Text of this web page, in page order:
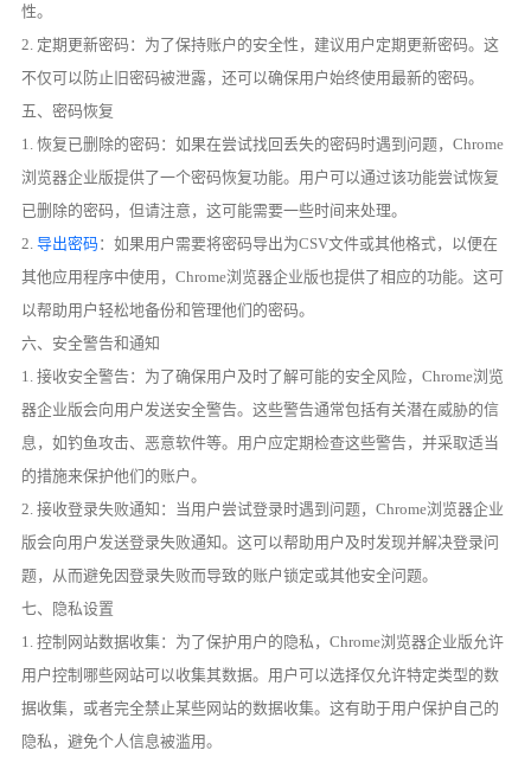
性。
2. 定期更新密码：为了保持账户的安全性，建议用户定期更新密码。这
不仅可以防止旧密码被泄露，还可以确保用户始终使用最新的密码。
五、密码恢复
1. 恢复已删除的密码：如果在尝试找回丢失的密码时遇到问题，Chrome
浏览器企业版提供了一个密码恢复功能。用户可以通过该功能尝试恢复
已删除的密码，但请注意，这可能需要一些时间来处理。
2.导出密码：如果用户需要将密码导出为CSV文件或其他格式，以便在
其他应用程序中使用，Chrome浏览器企业版也提供了相应的功能。这可
以帮助用户轻松地备份和管理他们的密码。
六、安全警告和通知
1. 接收安全警告：为了确保用户及时了解可能的安全风险，Chrome浏览
器企业版会向用户发送安全警告。这些警告通常包括有关潜在威胁的信
息，如钓鱼攻击、恶意软件等。用户应定期检查这些警告，并采取适当
的措施来保护他们的账户。
2. 接收登录失败通知：当用户尝试登录时遇到问题，Chrome浏览器企业
版会向用户发送登录失败通知。这可以帮助用户及时发现并解决登录问
题，从而避免因登录失败而导致的账户锁定或其他安全问题。
七、隐私设置
1. 控制网站数据收集：为了保护用户的隐私，Chrome浏览器企业版允许
用户控制哪些网站可以收集其数据。用户可以选择仅允许特定类型的数
据收集，或者完全禁止某些网站的数据收集。这有助于用户保护自己的
隐私，避免个人信息被滥用。